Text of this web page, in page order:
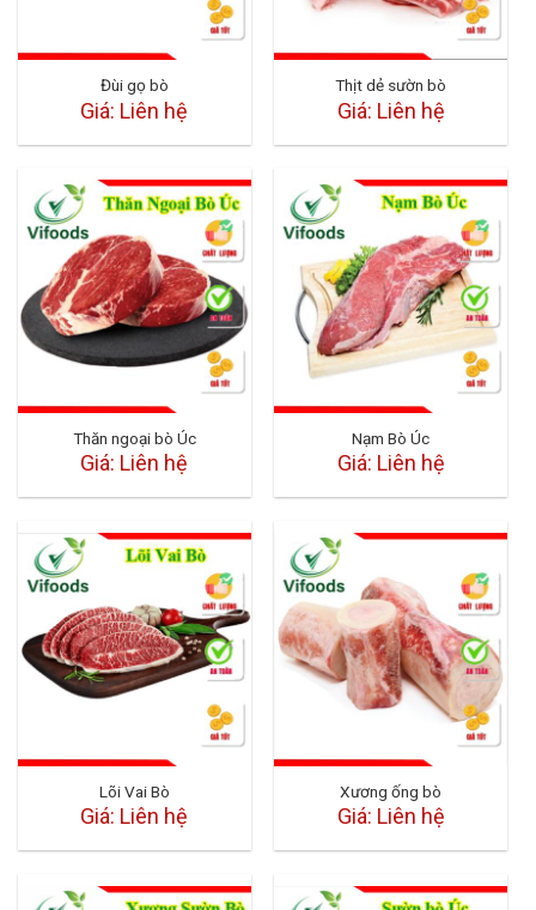
Đùi gọ bò
Giá: Liên hệ
Thịt dẻ sườn bò
Giá: Liên hệ
Thăn ngoại bò Úc
Giá: Liên hệ
Nạm Bò Úc
Giá: Liên hệ
Lõi Vai Bò
Giá: Liên hệ
Xương ống bò
Giá: Liên hệ